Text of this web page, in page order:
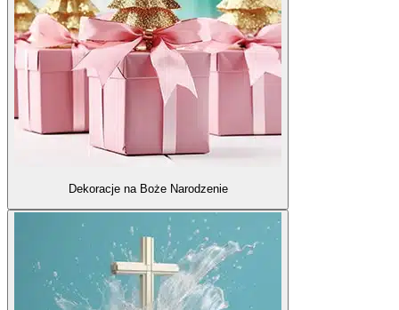
Dekoracje na Boże Narodzenie